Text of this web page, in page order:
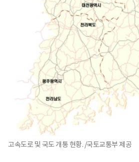
고속도로 및 국도 개통 현황. /국토교통부 제공